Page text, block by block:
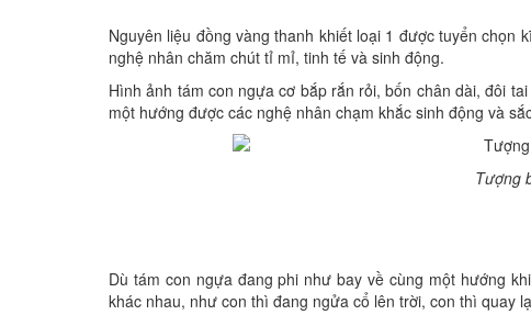
Nguyên liệu đồng vàng thanh khiết loại 1 được tuyển
nghệ nhân chăm chút tỉ mỉ, tinh tế và sinh động.
Hình ảnh tám con ngựa cơ bắp rắn rỏi, bốn chân dài, đôi
một hướng được các nghệ nhân chạm khắc sinh động và
Tượng
Dù tám con ngựa đang phi như bay về cùng một hướng
khác nhau, như con thì đang ngửa cổ lên trời, con thì quay